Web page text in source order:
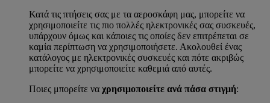
Κατά τις πτήσεις σας με τα αεροσκάφη μας, μπορείτε να
χρησιμοποιείτε τις πιο πολλές ηλεκτρονικές σας συσκευές,
υπάρχουν όμως και κάποιες τις οποίες δεν επιτρέπεται σε
καμία περίπτωση να χρησιμοποιήσετε. Ακολουθεί ένας
κατάλογος με ηλεκτρονικές συσκευές και πότε ακριβώς
μπορείτε να χρησιμοποιείτε καθεμιά από αυτές.
Ποιες μπορείτε να χρησιμοποιείτε ανά πάσα στιγμή: